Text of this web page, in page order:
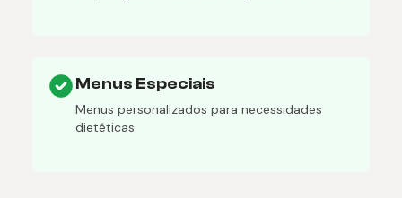
Menus Especiais
Menus personalizados para necessidades
dietéticas